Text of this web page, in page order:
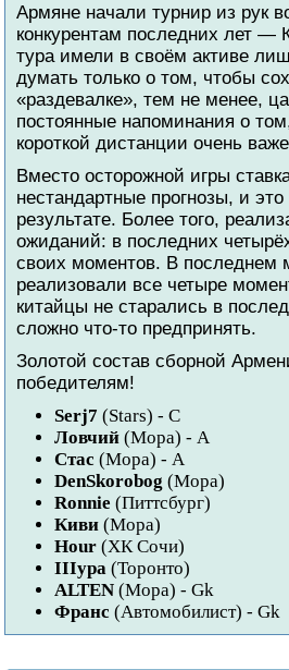
Армяне начали турнир из рук
конкурентам последних лет
тура имели в своём активе
думать только о том, чтобы
«раздевалке», тем не менее,
постоянные напоминания о
короткой дистанции очень
Вместо осторожной игры
нестандартные прогнозы, и
результате. Более того,
ожиданий: в последних
своих моментов. В последнем
реализовали все четыре
китайцы не старались в
сложно что-то предпринять.
Золотой состав сборной
победителям!
Serj7 (Stars) - C
Ловчий (Мора) - A
Стас (Мора) - A
DenSkorobog (Мора)
Ronnie (Питтсбург)
Киви (Мора)
Hour (ХК Сочи)
IIIypa (Торонто)
ALTEN (Мора) - Gk
Франс (Автомобилист) - Gk